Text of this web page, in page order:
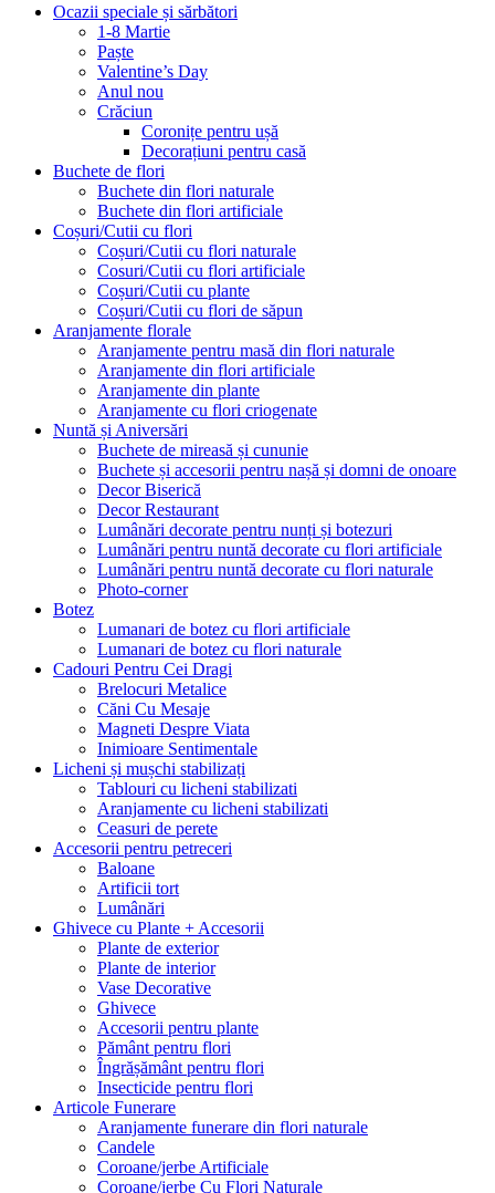
Ocazii speciale și sărbători
1-8 Martie
Paște
Valentine’s Day
Anul nou
Crăciun
Coronițe pentru ușă
Decorațiuni pentru casă
Buchete de flori
Buchete din flori naturale
Buchete din flori artificiale
Coșuri/Cutii cu flori
Coșuri/Cutii cu flori naturale
Cosuri/Cutii cu flori artificiale
Coșuri/Cutii cu plante
Coșuri/Cutii cu flori de săpun
Aranjamente florale
Aranjamente pentru masă din flori naturale
Aranjamente din flori artificiale
Aranjamente din plante
Aranjamente cu flori criogenate
Nuntă și Aniversări
Buchete de mireasă și cununie
Buchete și accesorii pentru nașă și domni de onoare
Decor Biserică
Decor Restaurant
Lumânări decorate pentru nunți și botezuri
Lumânări pentru nuntă decorate cu flori artificiale
Lumânări pentru nuntă decorate cu flori naturale
Photo-corner
Botez
Lumanari de botez cu flori artificiale
Lumanari de botez cu flori naturale
Cadouri Pentru Cei Dragi
Brelocuri Metalice
Căni Cu Mesaje
Magneti Despre Viata
Inimioare Sentimentale
Licheni și mușchi stabilizați
Tablouri cu licheni stabilizati
Aranjamente cu licheni stabilizati
Ceasuri de perete
Accesorii pentru petreceri
Baloane
Artificii tort
Lumânări
Ghivece cu Plante + Accesorii
Plante de exterior
Plante de interior
Vase Decorative
Ghivece
Accesorii pentru plante
Pământ pentru flori
Îngrășământ pentru flori
Insecticide pentru flori
Articole Funerare
Aranjamente funerare din flori naturale
Candele
Coroane/jerbe Artificiale
Coroane/jerbe Cu Flori Naturale